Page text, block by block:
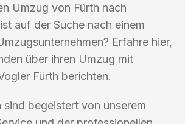
Umzug von Fürth nach
auf der Suche nach einem
Erfahre hier,
über ihren Umzug mit
Fürth berichten.
sind begeistert von unserem